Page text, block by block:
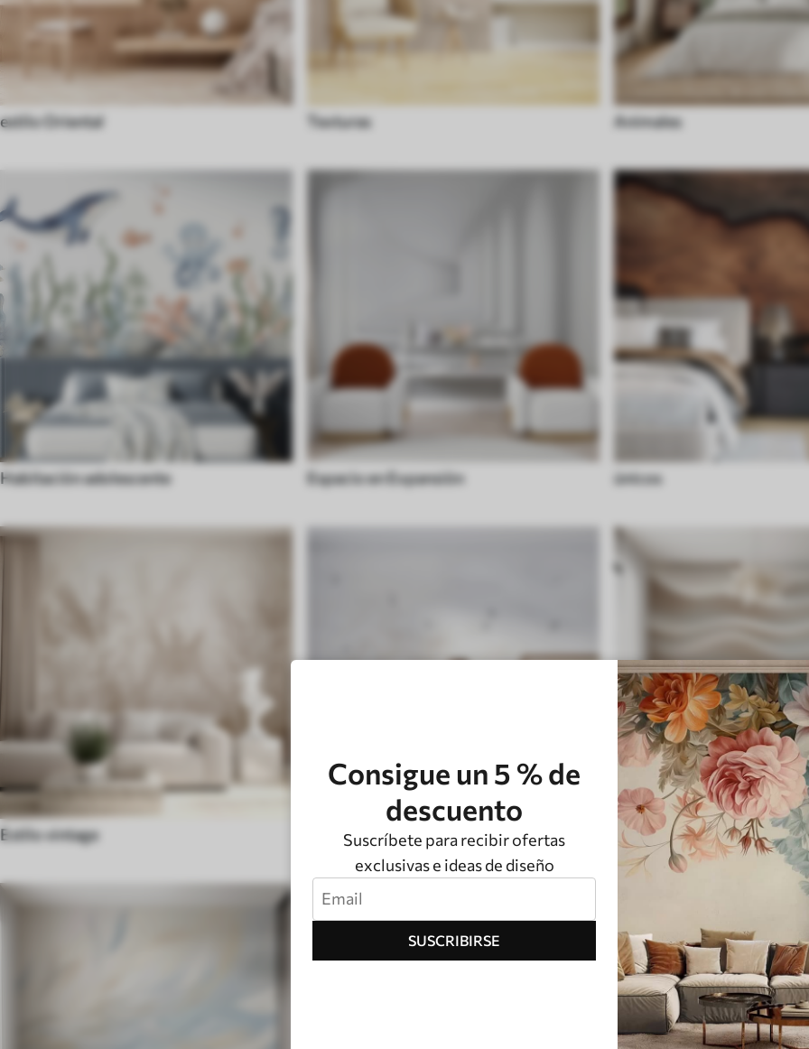
Consigue un 5 % de
descuento
Suscríbete para recibir ofertas
exclusivas e ideas de diseño
SUSCRIBIRSE
estilo Oriental Texturas Animales
Habitación adolescente Espacio en Expansión únicos
Estilo vintage Cielo Art-deco